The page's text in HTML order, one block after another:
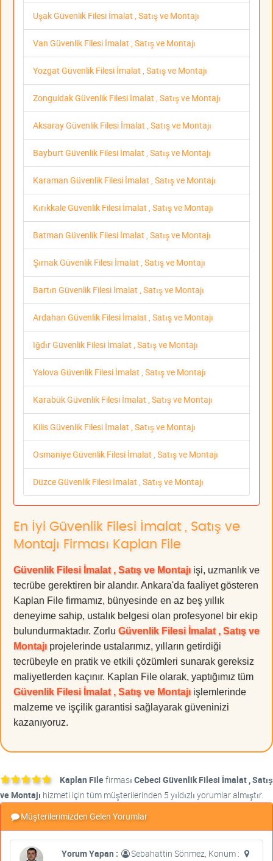
Uşak Güvenlik Filesi İmalat , Satış ve Montajı
Van Güvenlik Filesi İmalat , Satış ve Montajı
Yozgat Güvenlik Filesi İmalat , Satış ve Montajı
Zonguldak Güvenlik Filesi İmalat , Satış ve Montajı
Aksaray Güvenlik Filesi İmalat , Satış ve Montajı
Bayburt Güvenlik Filesi İmalat , Satış ve Montajı
Karaman Güvenlik Filesi İmalat , Satış ve Montajı
Kırıkkale Güvenlik Filesi İmalat , Satış ve Montajı
Batman Güvenlik Filesi İmalat , Satış ve Montajı
Şırnak Güvenlik Filesi İmalat , Satış ve Montajı
Bartın Güvenlik Filesi İmalat , Satış ve Montajı
Ardahan Güvenlik Filesi İmalat , Satış ve Montajı
Iğdır Güvenlik Filesi İmalat , Satış ve Montajı
Yalova Güvenlik Filesi İmalat , Satış ve Montajı
Karabük Güvenlik Filesi İmalat , Satış ve Montajı
Kilis Güvenlik Filesi İmalat , Satış ve Montajı
Osmaniye Güvenlik Filesi İmalat , Satış ve Montajı
Düzce Güvenlik Filesi İmalat , Satış ve Montajı
En İyi Güvenlik Filesi İmalat , Satış ve
Montajı Firması Kaplan File
Güvenlik Filesi İmalat , Satış ve Montajıişi, uzmanlık ve
tecrübe gerektiren bir alandır. Ankara'da faaliyet gösteren
Kaplan File firmamız, bünyesinde en az beş yıllık
deneyime sahip, ustalık belgesi olan profesyonel bir ekip
bulundurmaktadır. Zorlu Güvenlik Filesi İmalat , Satış ve
Montajıprojelerinde ustalarımız, yılların getirdiği
tecrübeyle en pratik ve etkili çözümleri sunarak gereksiz
maliyetlerden kaçınır. Kaplan File olarak, yaptığımız tüm
Güvenlik Filesi İmalat , Satış ve Montajıişlemlerinde
malzeme ve işçilik garantisi sağlayarak güveninizi
kazanıyoruz.
Kaplan Filefirması Cebeci Güvenlik Filesi İmalat , Satış
ve Montajı hizmeti için tüm müşterilerinden 5 yıldızlı yorumlar almıştır.
Müşterilerimizden Gelen Yorumlar
Yorum Yapan :
Sebahattin Sönmez, Konum :